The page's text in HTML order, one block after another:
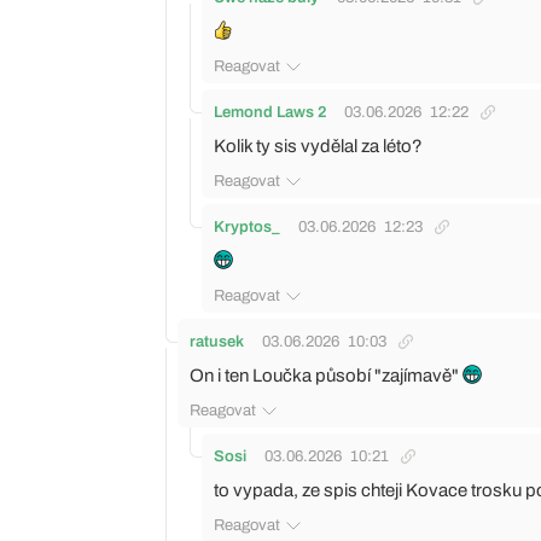
Reagovat
Lemond Laws 2 03.06.2026 12:22
Kolik ty sis vydělal za léto?
Reagovat
Kryptos_ 03.06.2026 12:23
Reagovat
ratusek 03.06.2026 10:03
On i ten Loučka působí "zajímavě"
Reagovat
Sosi 03.06.2026 10:21
to vypada, ze spis chteji Kovace trosku
Reagovat